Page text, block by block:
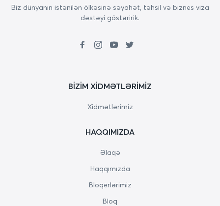
Biz dünyanın istənilən ölkəsinə səyahət, təhsil və biznes viza
dəstəyi göstəririk.
BIZIM XIDMƏTLƏRIMIZ
Xidmətlərimiz
HAQQIMIZDA
Əlaqə
Haqqımızda
Bloqerlərimiz
Bloq